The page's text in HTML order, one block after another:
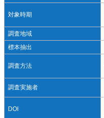
対象時期
調査地域
標本抽出
調査方法
調査実施者
DOI